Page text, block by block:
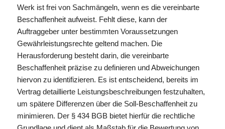
Werk ist frei von Sachmängeln, wenn es die vereinbarte
Beschaffenheit aufweist. Fehlt diese, kann der
Auftraggeber unter bestimmten Voraussetzungen
Gewährleistungsrechte geltend machen. Die
Herausforderung besteht darin, die vereinbarte
Beschaffenheit präzise zu definieren und Abweichungen
hiervon zu identifizieren. Es ist entscheidend, bereits im
Vertrag detaillierte Leistungsbeschreibungen festzuhalten,
um spätere Differenzen über die Soll-Beschaffenheit zu
minimieren. Der § 434 BGB bietet hierfür die rechtliche